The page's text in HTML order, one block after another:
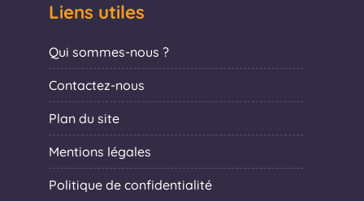
Liens utiles
Qui sommes-nous ?
Contactez-nous
Plan du site
Mentions légales
Politique de confidentialité